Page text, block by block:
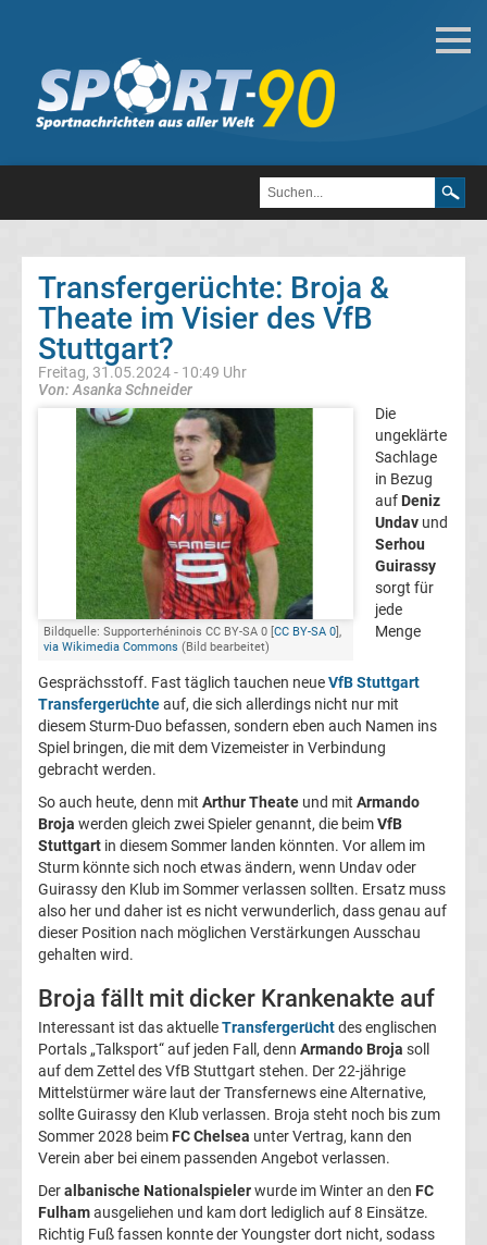
Deutsche
Transfergerüchte
FC
Heidenheim
1846
Transfergerüchte
Kaiserslautern
Transfergerüchte
1.
FC
Transfergerüchte
1.
FC
Magdeburg
Transfergerüchte
1.
FC
Nürnberg
Transfergerüchte: Broja &
Theate im Visier des VfB
Stuttgart?
Freitag, 31.05.2024 - 10:49 Uhr
Von: Asanka Schneider
Bildquelle: Supporterhéninois CC BY-SA 0 [CC BY-SA 0],
via Wikimedia Commons (Bild bearbeitet)
Die
ungeklärte
Sachlage
in Bezug
auf Deniz
Undav und
Serhou
Guirassy
sorgt für
jede
Menge
Gesprächsstoff. Fast täglich tauchen neueVfB Stuttgart
Transfergerüchteauf, die sich allerdings nicht nur mit
diesem Sturm-Duo befassen, sondern eben auch Namen ins
Spiel bringen, die mit dem Vizemeister in Verbindung
gebracht werden.
So auch heute, denn mit Arthur Theate und mit Armando
Broja werden gleich zwei Spieler genannt, die beimVfB
Stuttgart in diesem Sommer landen könnten. Vor allem im
Sturm könnte sich noch etwas ändern, wenn Undav oder
Guirassy den Klub im Sommer verlassen sollten. Ersatz muss
also her und daher ist es nicht verwunderlich, dass genau auf
dieser Position nach möglichen Verstärkungen Ausschau
gehalten wird.
Broja fällt mit dicker Krankenakte auf
Interessant ist das aktuelleTransfergerüchtdes englischen
Portals „Talksport“ auf jeden Fall, denn Armando Broja soll
auf dem Zettel des VfB Stuttgart stehen. Der 22-jährige
Mittelstürmer wäre laut der Transfernews eine Alternative,
sollte Guirassy den Klub verlassen. Broja steht noch bis zum
Sommer 2028 beim FC Chelsea unter Vertrag, kann den
Verein aber bei einem passenden Angebot verlassen.
Deralbanische Nationalspielerwurde im Winter an den FC
Fulhamausgeliehen und kam dort lediglich auf 8 Einsätze.
Richtig Fuß fassen konnte der Youngster dort nicht, sodass